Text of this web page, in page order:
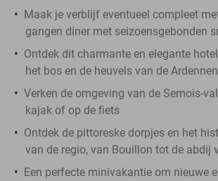
Maak je verblijf eventueel compleet
gangen diner met seizoensgebonden
Ontdek dit charmante en elegante
het bos en de heuvels van de Ardennen
Verken de omgeving van de Semois-
kajak of op de fiets
Ontdek de pittoreske dorpjes en het
van de regio, van Bouillon tot de abdij
Een perfecte minivakantie om nieuwe